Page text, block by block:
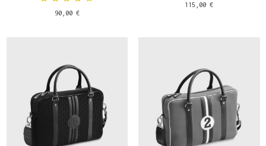
90,00 €
115,00 €